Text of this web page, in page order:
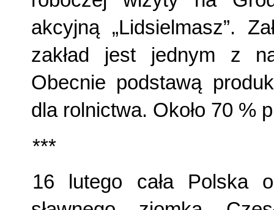
akcyjną „Lidsielmasz”.
zakład jest jednym z
Obecnie podstawą
dla rolnictwa. Około 70 %
***
16 lutego cała Polska